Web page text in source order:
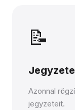
📝
Azonnal
jegyzeteit.